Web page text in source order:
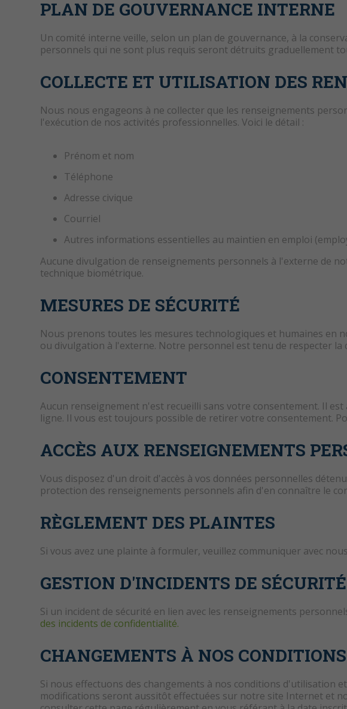
PLAN DE GOUVERNANCE INTERNE
Un comité interne veille, selon un plan de gouvernance, à la
personnels qui ne sont plus requis seront détruits graduellement
COLLECTE ET UTILISATION DES
Nous nous engageons à ne collecter que les renseignements
l'exécution de nos activités professionnelles. Voici le détail :
Prénom et nom
Téléphone
Adresse civique
Courriel
Autres informations essentielles au maintien en emploi
Aucune divulgation de renseignements personnels à l'externe de
technique biométrique.
MESURES DE SÉCURITÉ
Nous prenons toutes les mesures technologiques et humaines
ou divulgation à l'externe. Notre personnel est tenu de respecter
CONSENTEMENT
Aucun renseignement n'est recueilli sans votre consentement. Il
ligne. Il vous est toujours possible de retirer votre consentement.
ACCÈS AUX RENSEIGNEMENTS
Vous disposez d'un droit d'accès à vos données personnelles
protection des renseignements personnels afin d'en connaître le
RÈGLEMENT DES PLAINTES
Si vous avez une plainte à formuler, veuillez communiquer avec
GESTION D'INCIDENTS DE SÉCURITÉ
Si un incident de sécurité en lien avec les renseignements
des incidents de confidentialité.
CHANGEMENTS À NOS
Si nous effectuons des changements à nos conditions d'utilisation
modifications seront aussitôt effectuées sur notre site Internet et